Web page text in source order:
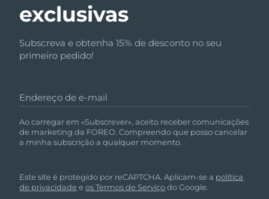
exclusivas
Subscreva e obtenha 15% de desconto no seu
primeiro pedido!
Endereço de e-mail
Ao carregar em «Subscrever», aceito receber comunicações
de marketing da FOREO. Compreendo que posso cancelar
a minha subscrição a qualquer momento.
Este site é protegido por reCAPTCHA. Aplicam-se a política
de privacidade eos Termos de Serviçodo Google.